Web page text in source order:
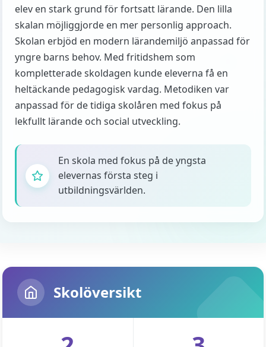
elev en stark grund för fortsatt lärande. Den lilla
skalan möjliggjorde en mer personlig approach.
Skolan erbjöd en modern lärandemiljö anpassad för
yngre barns behov. Med fritidshem som
kompletterade skoldagen kunde eleverna få en
heltäckande pedagogisk vardag. Metodiken var
anpassad för de tidiga skolåren med fokus på
lekfullt lärande och social utveckling.
En skola med fokus på de yngsta
elevernas första steg i
utbildningsvärlden.
Skolöversikt